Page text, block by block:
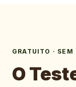
GRATUITO · SEM
O